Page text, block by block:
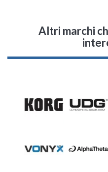
Altri marchi